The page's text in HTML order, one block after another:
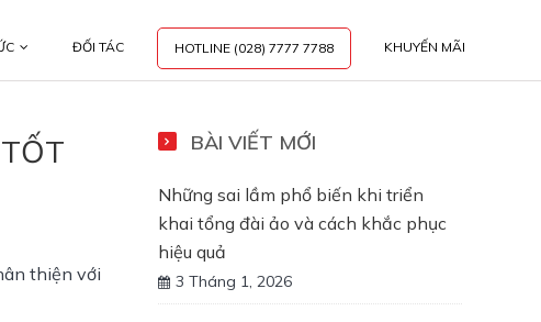
ĐỐI TÁC HOTLINE (028) 7777 7788 KHUYẾN MÃI
thiện với
BÀI VIẾT MỚI
Những sai lầm phổ biến khi triển
khai tổng đài ảo và cách khắc phục
hiệu quả
3 Tháng 1, 2026